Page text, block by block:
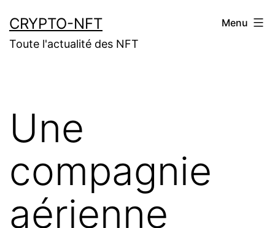
au
contenu
CRYPTO-NFT
Toute l'actualité des NFT
Menu
Une
compagnie
aérienne